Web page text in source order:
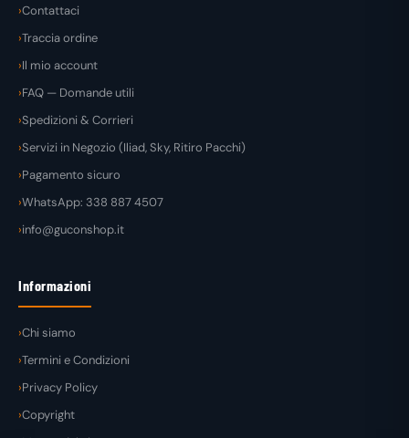
Contattaci
Traccia ordine
Il mio account
FAQ — Domande utili
Spedizioni & Corrieri
Servizi in Negozio (Iliad, Sky, Ritiro Pacchi)
Pagamento sicuro
WhatsApp: 338 887 4507
info@guconshop.it
Informazioni
Chi siamo
Termini e Condizioni
Privacy Policy
Copyright